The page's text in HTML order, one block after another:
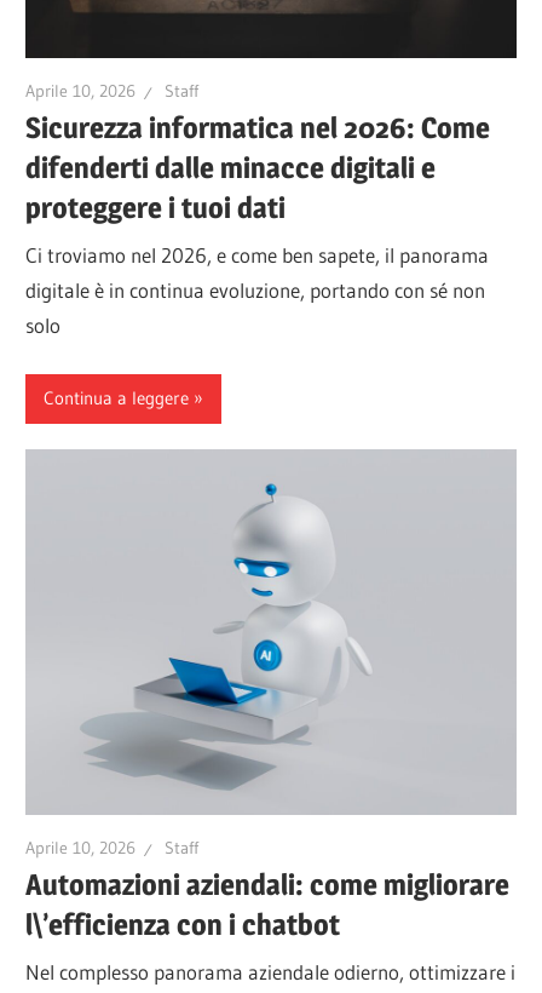
Aprile 10, 2026 Staff
Sicurezza informatica nel 2026: Come
difenderti dalle minacce digitali e
proteggere i tuoi dati
Ci troviamo nel 2026, e come ben sapete, il panorama
digitale è in continua evoluzione, portando con sé non
solo
Continua a leggere
Aprile 10, 2026 Staff
Automazioni aziendali: come migliorare
l\’efficienza con i chatbot
Nel complesso panorama aziendale odierno, ottimizzare i